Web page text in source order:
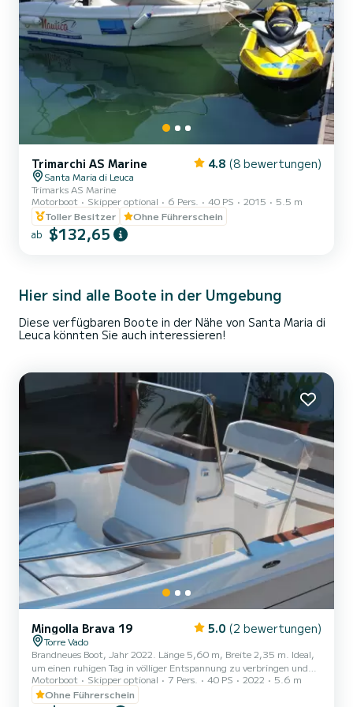
Trimarchi AS Marine 4.8 (8 bewertungen)
Santa Maria di Leuca
Trimarks AS Marine
Motorboot
Skipper optional 6 Pers. 40 PS 2015
5.5 m
Toller Besitzer
Ohne Führerschein
ab $132,65
Hier sind alle Boote in der Umgebung
Diese verfügbaren Boote in der Nähe von Santa Maria di
Leuca könnten Sie auch interessieren!
Mingolla Brava 19 5.0 (2 bewertungen)
Torre Vado
Brandneues Boot, Jahr 2022. Länge 5,60 m, Breite 2,35 m. Ideal,
um einen ruhigen Tag in völliger Entspannung zu verbringen und
dabei die herrliche Küste des Salento zu bewundern. Es ist kein
Bootsführerschein erforderlich. Design, Stabilität und Komfort sind
Motorboot Skipper optional 7 Pers. 40 PS 2022
5.6 m
Ohne Führerschein